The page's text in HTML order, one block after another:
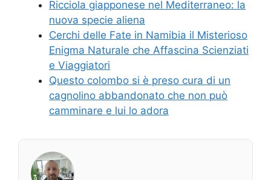
Ricciola giapponese nel Mediterraneo: la
nuova specie aliena
Cerchi delle Fate in Namibia il Misterioso
Enigma Naturale che Affascina Scienziati
e Viaggiatori
Questo colombo si è preso cura di un
cagnolino abbandonato che non può
camminare e lui lo adora